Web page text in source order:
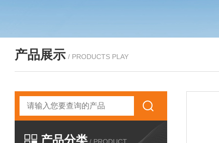
产品展示 / PRODUCTS PLAY
产品分类